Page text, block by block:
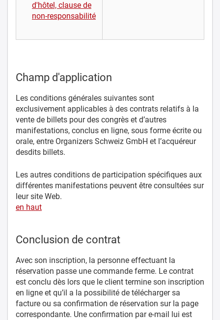
d'hôtel, clause de
non-responsabilité
Champ d'application
Les conditions générales suivantes sont
exclusivement applicables à des contrats relatifs à la
vente de billets pour des congrès et d’autres
manifestations, conclus en ligne, sous forme écrite ou
orale, entre Organizers Schweiz GmbH et l’acquéreur
desdits billets.
Les autres conditions de participation spécifiques aux
différentes manifestations peuvent être consultées sur
leur site Web.
en haut
Conclusion de contrat
Avec son inscription, la personne effectuant la
réservation passe une commande ferme. Le contrat
est conclu dès lors que le client termine son inscription
en ligne et qu’il a la possibilité de télécharger sa
facture ou sa confirmation de réservation sur la page
correspondante. Une confirmation par e-mail lui est